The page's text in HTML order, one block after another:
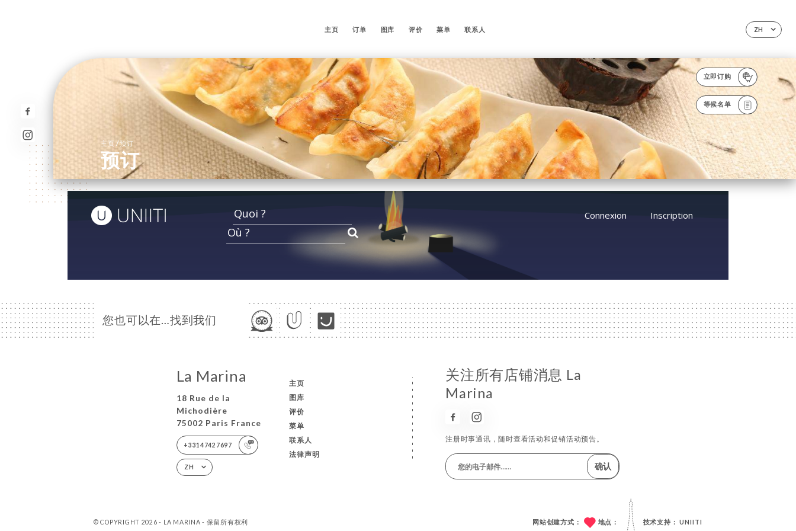
ZH
主页 订单 图库 评价 菜单 联系人
立即订购
等候名单
主页/预订
预订
您也可以在…找到我们
La Marina
18 Rue de la
Michodière
75002 Paris France
+33147427697
ZH
主页
图库
评价
菜单
联系人
法律声明
关注所有店铺消息 La
Marina
注册时事通讯，随时查看活动和促销活动预告。
确认
© COPYRIGHT 2026 - LA MARINA - 保留所有权利 网站创建方式： 地点： 技术支持：UNIITI